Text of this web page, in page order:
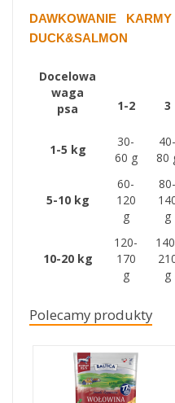
DAWKOWANIE KARMY
DUCK&SALMON
Docelowa
waga
psa
1-2 3
1-5 kg
30-
60 g
40-
80
5-10 kg
60-
120
g
80-
g
10-20 kg
120-
170
g
g
Polecamy produkty